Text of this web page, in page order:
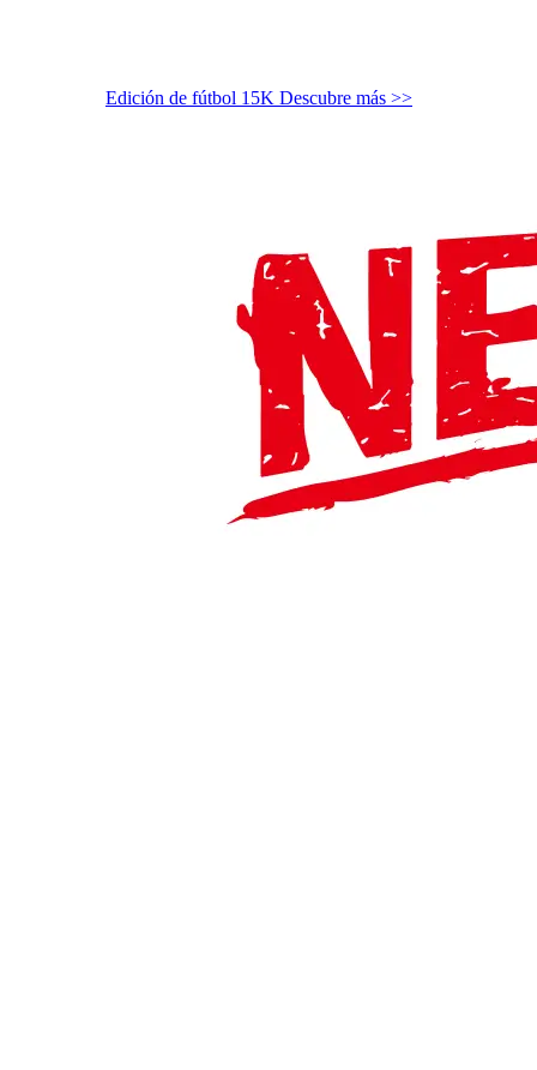
Edición de fútbol 15K Descubre más >>